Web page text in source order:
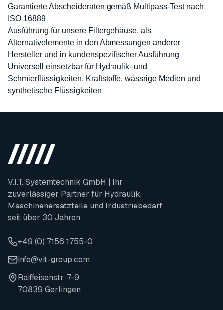
Garantierte Abscheideraten gemäß Multipass-Test nach
ISO 16889
Ausführung für unsere Filtergehäuse, als
Alternativelemente in den Abmessungen anderer
Hersteller und in kundenspezifischer Ausführung
Universell einsetzbar für Hydraulik- und
Schmierflüssigkeiten, Kraftstoffe, wässrige Medien und
synthetische Flüssigkeiten
V.I.T. Systemtechnik GmbH | Ihr
zuverlässiger Partner für Hydraulik,
Maschinenersatzteile und Industriebedarf
seit über 30 Jahren.
+49 (0) 7156 1755-0
info@vit-group.com
Raiffeisenstr. 7-9
70839 Gerlingen